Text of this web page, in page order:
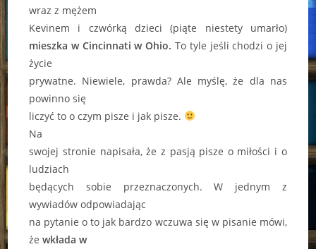
wraz z mężem
Kevinem i czwórką dzieci (piąte niestety umarło)
mieszka w Cincinnati w Ohio. To tyle jeśli chodzi o jej
życie
prywatne. Niewiele, prawda? Ale myślę, że dla nas
powinno się
liczyć to o czym pisze i jak pisze.
Na
swojej stronie napisała, że z pasją pisze o miłości i o
ludziach
będących sobie przeznaczonych. W jednym z
wywiadów odpowiadając
na pytanie o to jak bardzo wczuwa się w pisanie mówi,
żewkłada w